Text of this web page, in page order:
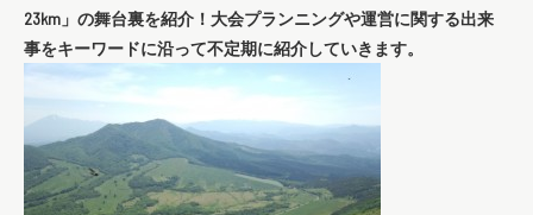
23km」の舞台裏を紹介！大会プランニングや運営に関する出来
事をキーワードに沿って不定期に紹介していきます。